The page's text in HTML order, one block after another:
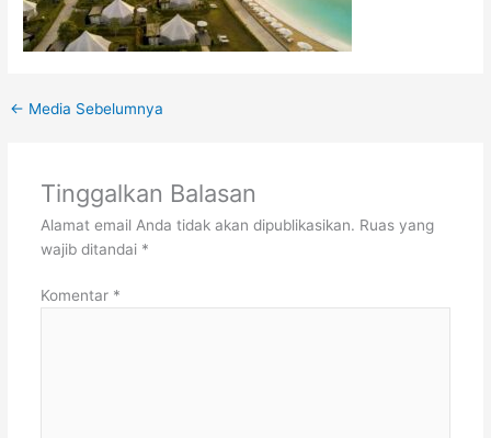
← Media Sebelumnya
Tinggalkan Balasan
Alamat email Anda tidak akan dipublikasikan. Ruas yang
wajib ditandai *
Komentar *